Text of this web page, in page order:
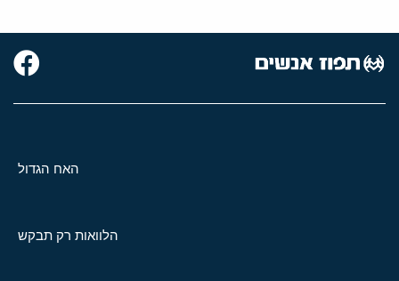
האח הגדול
הלוואות רק תבקש